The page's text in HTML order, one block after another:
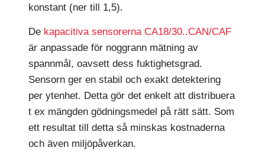
konstant (ner till 1,5).
De kapacitiva sensorerna CA18/30..CAN/CAF
är anpassade för noggrann mätning av
spannmål, oavsett dess fuktighetsgrad.
Sensorn ger en stabil och exakt detektering
per ytenhet. Detta gör det enkelt att distribuera
t ex mängden gödningsmedel på rätt sätt. Som
ett resultat till detta så minskas kostnaderna
och även miljöpåverkan.